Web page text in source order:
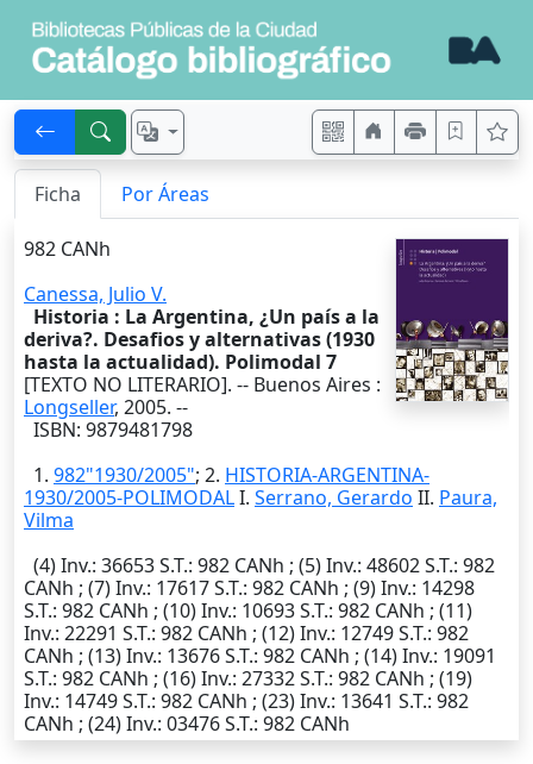
Ficha Por Áreas
982 CANh
Canessa, Julio V.
Historia : La Argentina, ¿Un país a la
deriva?. Desafios y alternativas (1930
hasta la actualidad). Polimodal 7
[TEXTO NO LITERARIO]. -- Buenos Aires :
Longseller, 2005. --
ISBN: 9879481798
1. 982"1930/2005"; 2. HISTORIA-ARGENTINA-
1930/2005-POLIMODALI. Serrano, Gerardo II. Paura,
Vilma
(4)Inv.: 36653S.T.: 982 CANh ; (5)Inv.: 48602S.T.: 982
CANh ; (7)Inv.: 17617S.T.: 982 CANh ; (9)Inv.: 14298
S.T.: 982 CANh ; (10)Inv.: 10693S.T.: 982 CANh ; (11)
Inv.: 22291 S.T.: 982 CANh ; (12)Inv.: 12749S.T.: 982
CANh ; (13)Inv.: 13676S.T.: 982 CANh ; (14)Inv.: 19091
S.T.: 982 CANh ; (16)Inv.: 27332S.T.: 982 CANh ; (19)
Inv.: 14749S.T.: 982 CANh ; (23)Inv.: 13641 S.T.: 982
CANh ; (24)Inv.: 03476S.T.: 982 CANh